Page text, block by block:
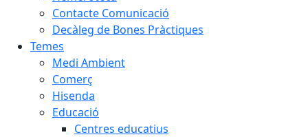
Contacte Comunicació
Decàleg de Bones Pràctiques
Temes
Medi Ambient
Comerç
Hisenda
Educació
Centres educatius